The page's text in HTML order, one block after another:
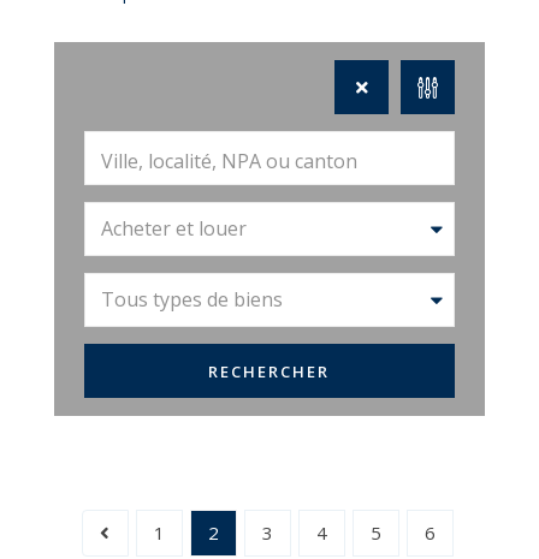
Acheter et louer
Tous types de biens
1 2 3 4 5 6